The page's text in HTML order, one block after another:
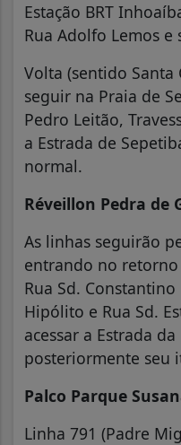
Estação BRT
Rua Adolfo Lemos
Volta (sentido Santa
seguir na Praia de
Pedro Leitão,
a Estrada de
normal.
Réveillon Pedra de
As linhas seguirão
entrando no retorno
Rua Sd.
Hipólito e Rua Sd.
acessar a Estrada
posteriormente seu
Palco Parque
Linha 791 (Padre